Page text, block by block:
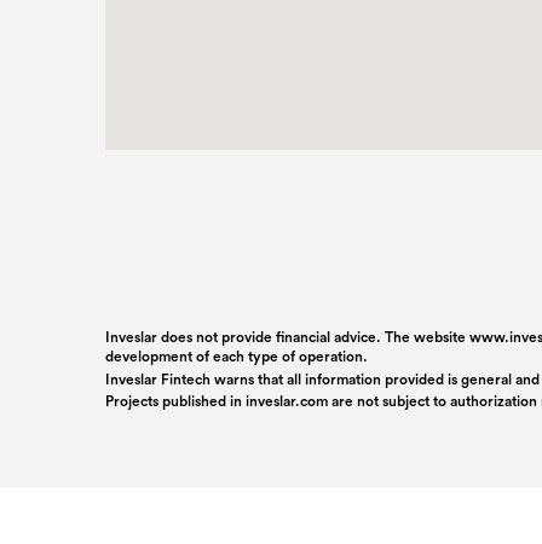
Inveslar does not provide financial advice. The website
development of each type of operation.
Inveslar Fintech warns that all information provided is general
Projects published in inveslar.com are not subject to